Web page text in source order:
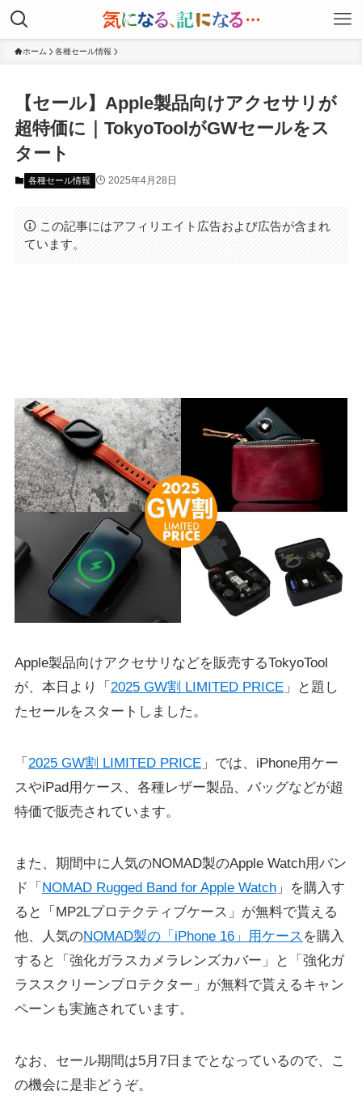
ホーム 各種セール情報
【セール】Apple製品向けアクセサリが
超特価に｜TokyoToolがGWセールをス
タート
各種セール情報 2025年4月28日
この記事にはアフィリエイト広告および広告が含まれ
ています。
Apple製品向けアクセサリなどを販売するTokyoTool
が、本日より「 2025 GW割 LIMITED PRICE」と題し
たセールをスタートしました。
「 2025 GW割 LIMITED PRICE」では、iPhone用ケー
スやiPad用ケース、各種レザー製品、バッグなどが超
特価で販売されています。
また、期間中に人気のNOMAD製のApple Watch用バン
ド「 NOMAD Rugged Band for Apple Watch」を購入す
ると「MP2Lプロテクティブケース」が無料で貰える
他、人気のNOMAD製の「iPhone 16」用ケース を購入
すると「強化ガラスカメラレンズカバー」と「強化ガ
ラススクリーンプロテクター」が無料で貰えるキャン
ペーンも実施されています。
なお、セール期間は5月7日までとなっているので、こ
の機会に是非どうぞ。